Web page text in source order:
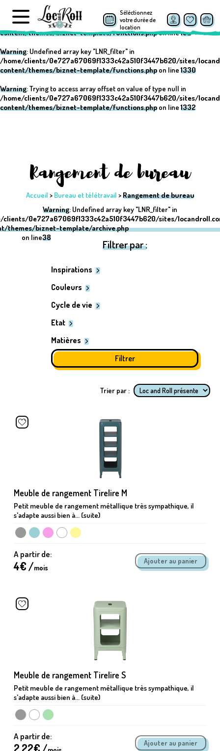
Warning: Undefined array key "post_type" in
/home/clients/0e727a67069f1333c42a510f3447b620/sites/
content/themes/biznet-template/functions.phpon line152
Warning: Undefined array key "LNR_filter" in
/home/clients/0e727a67069f1333c42a510f3447b620/sites/
content/themes/biznet-template/functions.php on line1330
Warning: Trying to access array offset on value of type null in
/home/clients/0e727a67069f1333c42a510f3447b620/sites/
content/themes/biznet-template/functions.php on line1332
Séléctionnez
votre durée de
location
Rangement de bureau
Accueil > Bureau et télétravail >Rangement de bureau
Warning: Undefined array key "LNR_filter" in
clients/0e727a67069f1333c42a510f3447b620/sites/
themes/biznet-template/archive.php
on line38
Filtrer par :
Inspirations
Couleurs
Cycle de vie
Etat
Matières
Trier par :
Meuble de rangement Tirelire M
Petit meuble de rangement métallique très sympathique, il
s'adapte aussi bien à... (suite)
A partir de:
4€ /mois
Meuble de rangement Tirelire S
Petit meuble de rangement métallique très sympathique, il
s'adapte aussi bien à... (suite)
A partir de:
2.22€ /